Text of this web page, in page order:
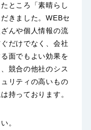
ところ「素晴らし
きました。WEBセ
んや個人情報の流
だけでなく、会社
面でもよい効果を
競合の他社のシス
リティの高いもの
持っております。
。